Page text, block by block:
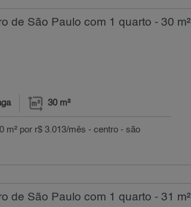
de São Paulo com 1 quarto - 30 m²
30 m²
m² por r$ 3.013/mês - centro - são
de São Paulo com 1 quarto - 31 m²